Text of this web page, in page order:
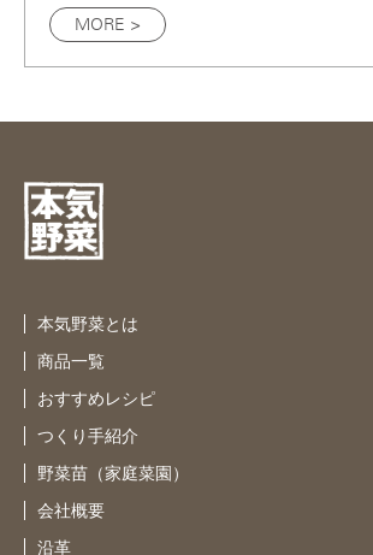
MORE >
本気野菜とは
商品一覧
おすすめレシピ
つくり手紹介
野菜苗（家庭菜園）
会社概要
沿革